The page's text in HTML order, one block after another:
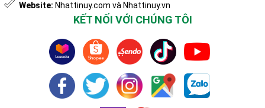
Website: Nhattinuy.com và Nhattinuy.vn
KẾT NỐI VỚI CHÚNG TÔI